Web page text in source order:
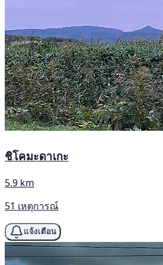
ชิโคมะดาเกะ
5.9 km
51 เหตุการณ์
แจ้งเตือน